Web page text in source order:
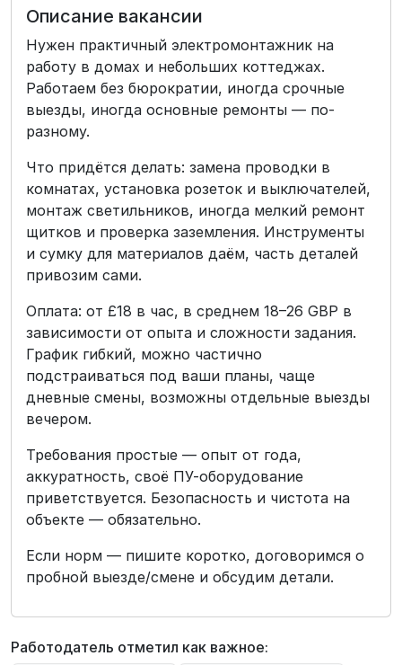
Описание вакансии
Нужен практичный электромонтажник на
работу в домах и небольших коттеджах.
Работаем без бюрократии, иногда срочные
выезды, иногда основные ремонты — по-
разному.
Что придётся делать: замена проводки в
комнатах, установка розеток и выключателей,
монтаж светильников, иногда мелкий ремонт
щитков и проверка заземления. Инструменты
и сумку для материалов даём, часть деталей
привозим сами.
Оплата: от £18 в час, в среднем 18–26 GBP в
зависимости от опыта и сложности задания.
График гибкий, можно частично
подстраиваться под ваши планы, чаще
дневные смены, возможны отдельные выезды
вечером.
Требования простые — опыт от года,
аккуратность, своё ПУ-оборудование
приветствуется. Безопасность и чистота на
объекте — обязательно.
Если норм — пишите коротко, договоримся о
пробной выезде/смене и обсудим детали.
Работодатель отметил как важное: